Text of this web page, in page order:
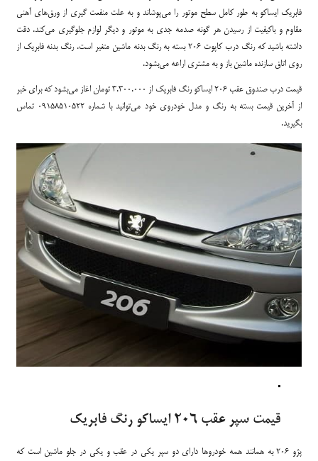
فابریک ایساکو به طور کامل سطح موتور را می‌پوشاند و به علت منفعت گیری از ورق‌های آهنی
مقاوم و باکیفیت از رسیدن هر گونه صدمه جدی به موتور و دیگر لوازم جلوگیری می‌کند. دقت
داشته باشید که رنگ درب کاپوت 206 بسته به رنگ بدنه ماشین متغیر است. رنگ بدنه فابریک از
روی اتاق سازنده ماشین باز و به مشتری اراعه می‌بشود.
قیمت درب صندوق عقب 206 ایساکو رنگ فابریک از 3.300.000 تومان اغاز می‌بشود که برای خبر
از آخرین قیمت بسته به رنگ و مدل خودروی خود می‌توانید با شماره 09158510522 تماس
بگیرید.
قیمت سپر عقب 206 ایساکو رنگ فابریک
پژو 206 به همانند همه خودروها دارای دو سپر یکی در عقب و یکی در جلو ماشین است که